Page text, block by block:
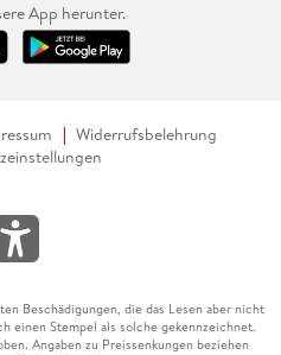
App herunter.
Widerrufsbelehrung
Beschädigungen, die das Lesen aber nicht
einen Stempel als solche gekennzeichnet.
Angaben zu Preissenkungen beziehen